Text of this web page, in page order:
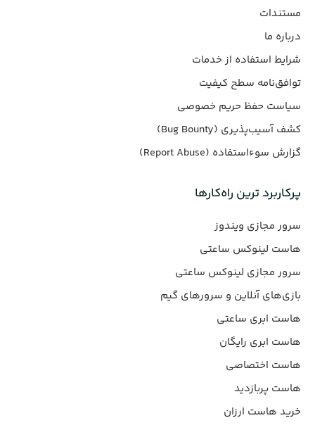
مستندات
درباره ما
شرایط استفاده از خدمات
توافق‌نامه سطح کیفیت
سیاست حفظ حریم خصوصی
کشف آسیب‌پذیری (Bug Bounty)
گزارش سوءاستفاده (Report Abuse)
پرکاربرد ترین راه‌کارها
سرور مجازی ویندوز
هاست لینوکس ساعتی
سرور مجازی لینوکس ساعتی
بازی‌های آنلاین و سرورهای گیم
هاست ابری ساعتی
هاست ابری رایگان
هاست اختصاصی
هاست پربازدید
خرید هاست ارزان